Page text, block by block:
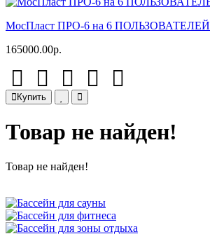
МосПласт ПРО‑6 на 6 ПОЛЬЗОВАТЕЛЕЙ
165000.00р.
Купить
Товар не найден!
Товар не найден!